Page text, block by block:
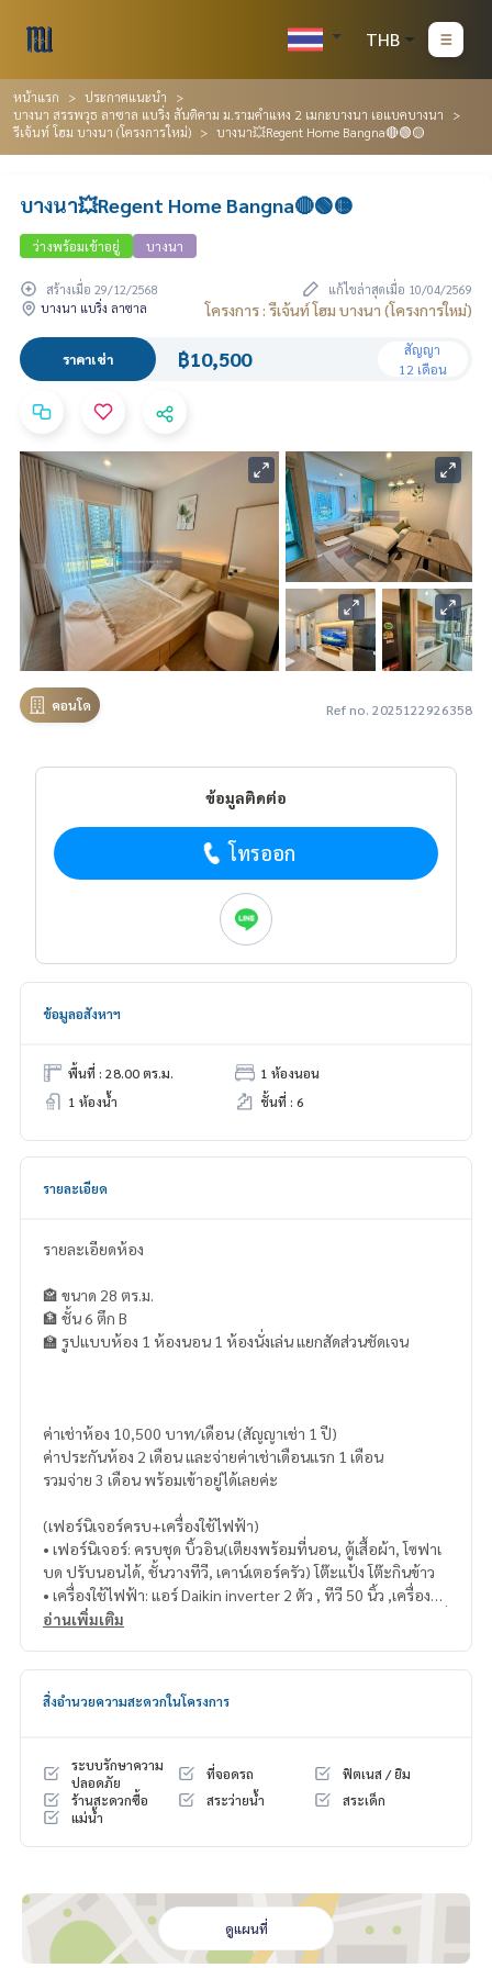
THB
หน้าแรก
ประกาศแนะนำ
บางนา สรรพวุธ ลาซาล แบริ่ง สันติคาม ม.รามคำแหง 2 เมกะบางนา เอแบคบางนา
รีเจ้นท์ โฮม บางนา (โครงการใหม่)
บางนา💥Regent Home Bangna🔴🟢🟡
บางนา💥Regent Home Bangna🔴🟢🟡
ว่างพร้อมเข้าอยู่ บางนา
สร้างเมื่อ 29/12/2568
แก้ไขล่าสุดเมื่อ 10/04/2569
บางนา แบริ่ง ลาซาล
โครงการ : รีเจ้นท์ โฮม บางนา (โครงการใหม่)
ราคาเช่า ฿10,500
สัญญา
12 เดือน
คอนโด Ref no. 2025122926358
ข้อมูลติดต่อ
โทรออก
ข้อมูลอสังหาฯ
พื้นที่ : 28.00 ตร.ม.
1 ห้องนอน
1 ห้องน้ำ
ชั้นที่ : 6
รายละเอียด
รายละเอียดห้อง
🏤 ขนาด 28 ตร.ม.
🏦 ชั้น 6 ตึก B
🏫 รูปแบบห้อง 1 ห้องนอน 1 ห้องนั่งเล่น แยกสัดส่วนชัดเจน
ค่าเช่าห้อง 10,500 บาท/เดือน (สัญญาเช่า 1 ปี)
ค่าประกันห้อง 2 เดือน และจ่ายค่าเช่าเดือนแรก 1 เดือน
รวมจ่าย 3 เดือน พร้อมเข้าอยู่ได้เลยค่ะ
(เฟอร์นิเจอร์ครบ+เครื่องใช้ไฟฟ้า)
• เฟอร์นิเจอร์: ครบชุด บิ้วอิน(เตียงพร้อมที่นอน, ตู้เสื้อผ้า, โซฟาเ
บด ปรับนอนได้, ชั้นวางทีวี, เคาน์เตอร์ครัว) โต๊ะแป้ง โต๊ะกินข้าว
• เครื่องใช้ไฟฟ้า: แอร์ Daikin inverter 2 ตัว , ทีวี 50 นิ้ว ,เครื่องซัก
ผ้าฝาหน้า 9.5 kg inverter, ตู้เย็น 8.2 คิว inverter, ไมโครเวฟ, เครื่
อ่านเพิ่มเติม
สิ่งอำนวยความสะดวกในโครงการ
ระบบรักษาความ
ปลอดภัย
ที่จอดรถ
ฟิตเนส / ยิม
ร้านสะดวกซื้อ
สระว่ายน้ำ
สระเด็ก
แม่น้ำ
ดูแผนที่